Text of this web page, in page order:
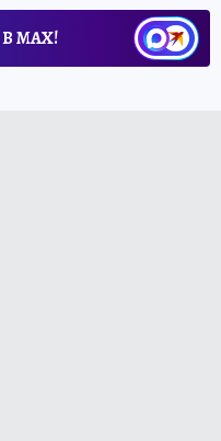
МАХ!